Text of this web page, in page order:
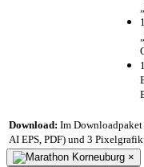
Download: Im Downloadpaket
AI EPS, PDF) und 3
×